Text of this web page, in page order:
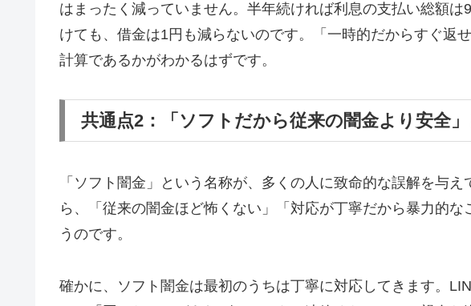
はまったく減っていません。半年続ければ利息の支払い総額
けても、借金は1円も減らないのです。「一時的だからすぐ返
計算であるかがわかるはずです。
共通点2：「ソフトだから従来の闇金より安全
「ソフト闇金」という名称が、多くの人に致命的な誤解を与
ら、「従来の闇金ほど怖くない」「対応が丁寧だから暴力的な
うのです。
確かに、ソフト闇金は最初のうちは丁寧に対応してきます。